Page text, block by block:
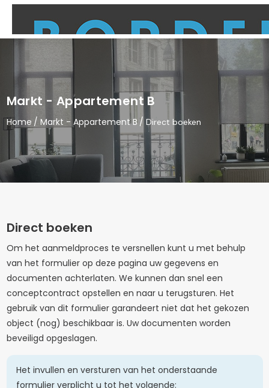
Markt - Appartement B
Home Markt - Appartement B Direct boeken
Direct boeken
Om het aanmeldproces te versnellen kunt u met behulp
van het formulier op deze pagina uw gegevens en
documenten achterlaten. We kunnen dan snel een
conceptcontract opstellen en naar u terugsturen. Het
gebruik van dit formulier garandeert niet dat het gekozen
object (nog) beschikbaar is. Uw documenten worden
beveiligd opgeslagen.
Het invullen en versturen van het onderstaande
formulier verplicht u tot het volgende: